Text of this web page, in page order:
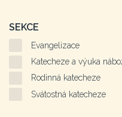
SEKCE
Evangelizace
Katecheze a výuka
Rodinná katecheze
Svátostná katecheze